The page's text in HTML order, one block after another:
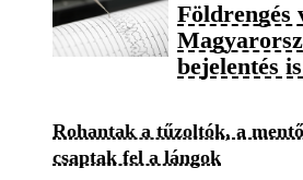
Földrengés
bejelentés
Rohantak a tűzoltók, a
csaptak fel a lángok